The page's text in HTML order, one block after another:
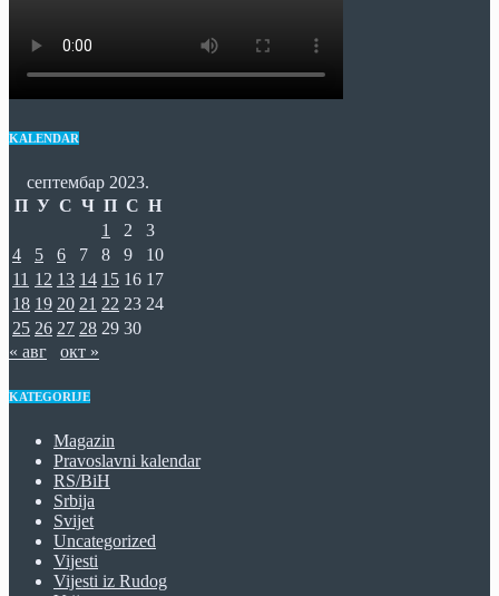
KALENDAR
септембар 2023.
П У С Ч П С Н
1
2
3
4
5 6 7 8 9
10
11 12 13 14 15 16 17
18 19 20 21 22 23 24
25 26 27 28 29 30
« авг
окт »
KATEGORIJE
Magazin
Pravoslavni kalendar
RS/BiH
Srbija
Svijet
Uncategorized
Vijesti
Vijesti iz Rudog